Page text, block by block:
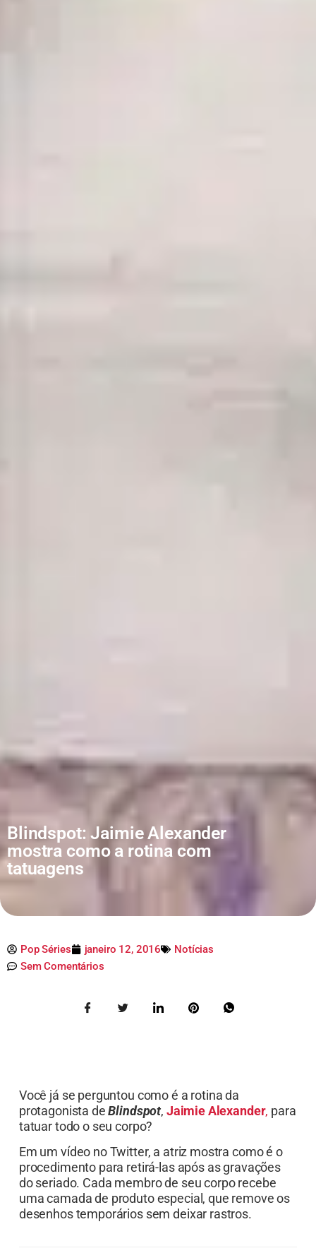
Blindspot: Jaimie Alexander
mostra como a rotina com
tatuagens
Pop Séries janeiro 12, 2016
Notícias
Sem Comentários
Você já se perguntou como é a rotina da
protagonista deBlindspot, Jaimie Alexander, para
tatuar todo o seu corpo?
Em um vídeo no Twitter, a atriz mostra como é o
procedimento para retirá-las após as gravações
do seriado. Cada membro de seu corpo recebe
uma camada de produto especial, que remove os
desenhos temporários sem deixar rastros.